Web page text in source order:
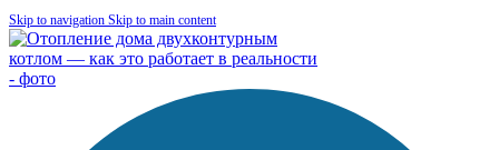
Skip to navigation Skip to main content